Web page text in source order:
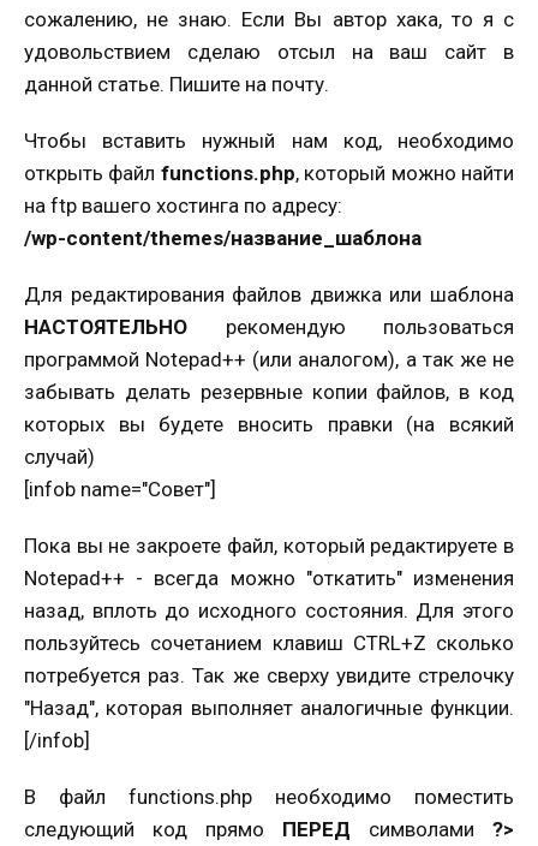
сожалению, не знаю. Если Вы автор хака, то я с
удовольствием сделаю отсыл на ваш сайт в
данной статье. Пишите на почту.
Чтобы вставить нужный нам код, необходимо
открыть файл functions.php, который можно найти
на ftp вашего хостинга по адресу:
/wp-content/themes/название_шаблона
Для редактирования файлов движка или шаблона
НАСТОЯТЕЛЬНО рекомендую пользоваться
программой Notepad++ (или аналогом), а так же не
забывать делать резервные копии файлов, в код
которых вы будете вносить правки (на всякий
случай)
[infob name="Совет"]
Пока вы не закроете файл, который редактируете в
Notepad++ - всегда можно "откатить" изменения
назад, вплоть до исходного состояния. Для этого
пользуйтесь сочетанием клавиш CTRL+Z сколько
потребуется раз. Так же сверху увидите стрелочку
"Назад", которая выполняет аналогичные функции.
[/infob]
В файл functions.php необходимо поместить
следующий код прямо ПЕРЕД символами ?>